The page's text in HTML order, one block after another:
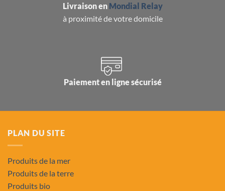
Livraison en Mondial Relay
à proximité de votre domicile
Paiement en ligne sécurisé
PLAN DU SITE
Produits de la mer
Produits de la terre
Produits bio